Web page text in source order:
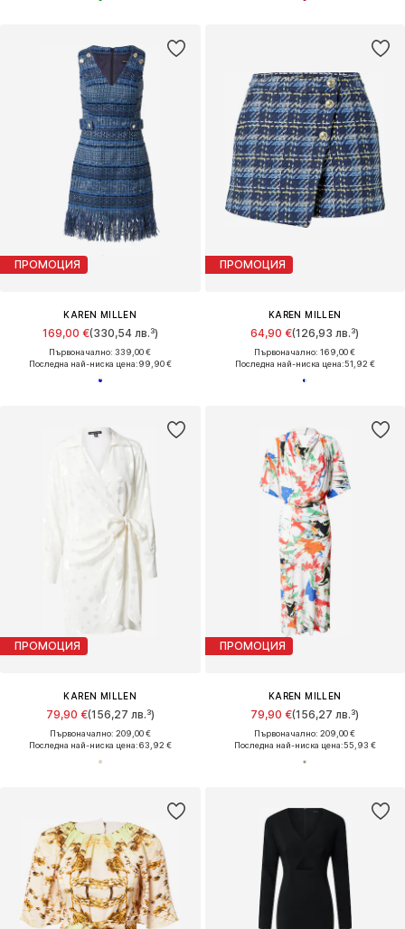
ПРОМОЦИЯ
KAREN MILLEN
169,00 €(330,54 лв.³)
Първоначално: 339,00 €
Последна най-ниска цена:99,90 €
ПРОМОЦИЯ
KAREN MILLEN
64,90 €(126,93 лв.³)
Първоначално: 169,00 €
Последна най-ниска цена:51,92 €
ПРОМОЦИЯ
KAREN MILLEN
79,90 €(156,27 лв.³)
Първоначално: 209,00 €
Последна най-ниска цена:63,92 €
ПРОМОЦИЯ
KAREN MILLEN
79,90 €(156,27 лв.³)
Първоначално: 209,00 €
Последна най-ниска цена:55,93 €